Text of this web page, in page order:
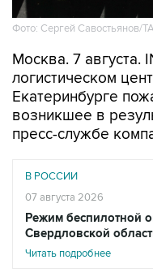
Москва. 7 августа.
Екатеринбурге
возникшее в
пресс-службе
В РОССИИ
Режим беспилотной
Свердловской области
Читать подробнее
"На